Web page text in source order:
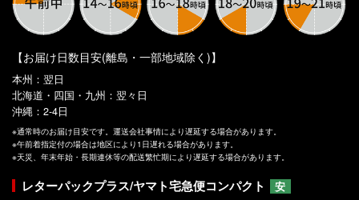
【お届け日数目安(離島・一部地域除く)】
本州：翌日
北海道・四国・九州：翌々日
沖縄：2-4日
※通常時のお届け目安です。運送会社事情により遅延する場合があります。
※午前着指定付の場合は地区により1日遅れる場合があります。
※天災、年末年始・長期連休等の配送繁忙期により遅延する場合があります。
レターパックプラス/ヤマト宅急便コンパクト
安